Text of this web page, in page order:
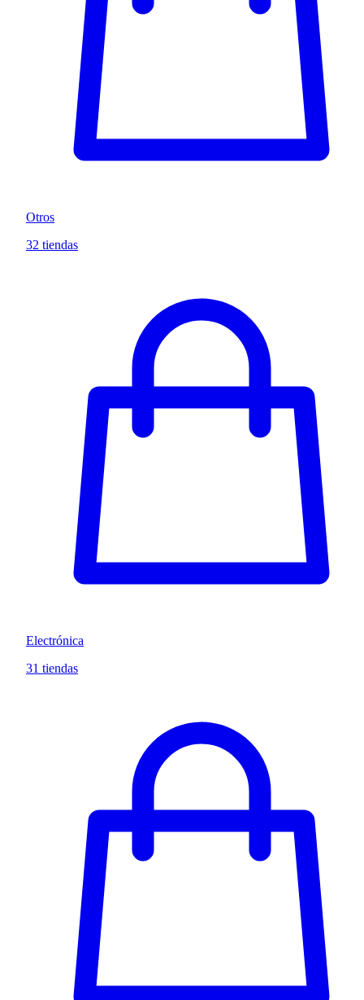
Otros
32 tiendas
Electrónica
31 tiendas